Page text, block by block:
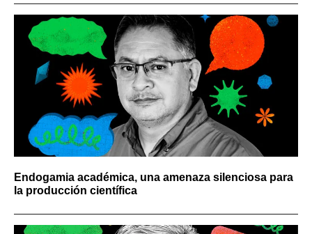
Endogamia académica, una amenaza silenciosa para
la producción científica